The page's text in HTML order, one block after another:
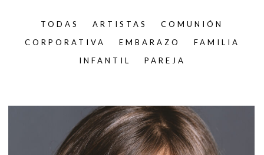
TODAS ARTISTAS
COMUNIÓN
CORPORATIVA
EMBARAZO
FAMILIA
INFANTIL
PAREJA